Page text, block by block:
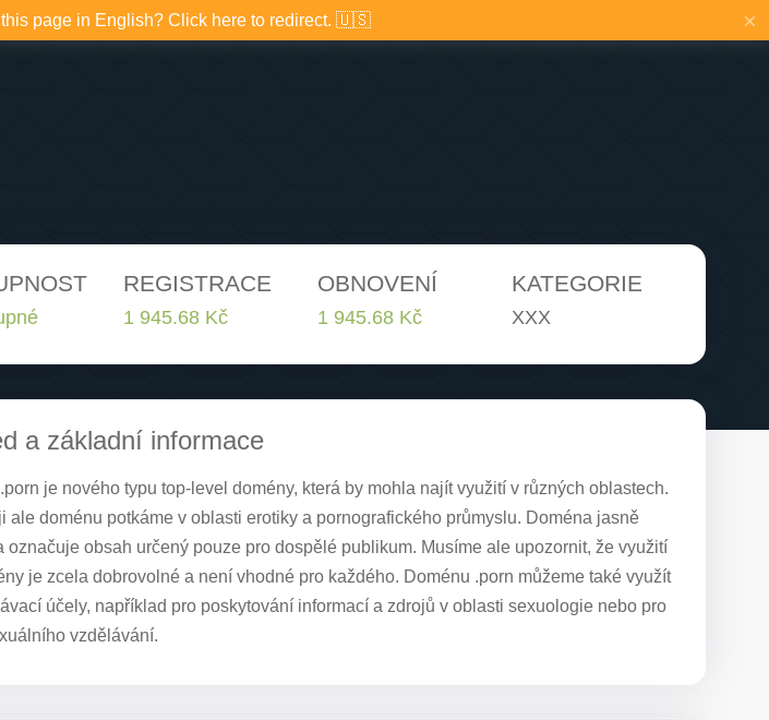
page in English? Click here to redirect. 🇺🇸 ×
REGISTRACE
1 945.68 Kč
OBNOVENÍ
1 945.68 Kč
KATEGORIE
XXX
a základní informace
je nového typu top-level domény, která by mohla najít využití v různých oblastech.
ale doménu potkáme v oblasti erotiky a pornografického průmyslu. Doména jasně
označuje obsah určený pouze pro dospělé publikum. Musíme ale upozornit, že využití
je zcela dobrovolné a není vhodné pro každého. Doménu .porn můžeme také využít
účely, například pro poskytování informací a zdrojů v oblasti sexuologie nebo pro
vzdělávání.